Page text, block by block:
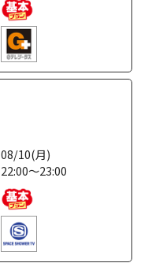
08/10(月)
22:00～23:00